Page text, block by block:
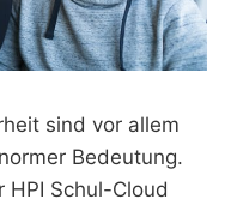
sind vor allem
Bedeutung.
HPI Schul-Cloud